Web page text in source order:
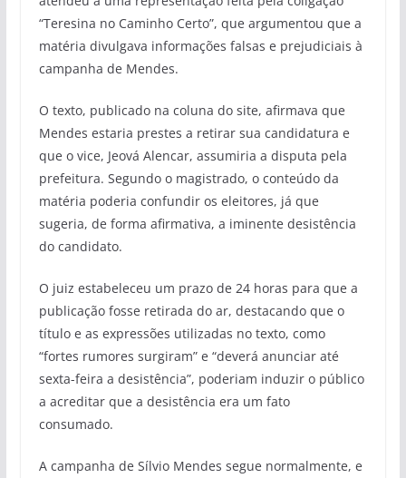
“Teresina no Caminho Certo”, que argumentou que a
matéria divulgava informações falsas e prejudiciais à
campanha de Mendes.
O texto, publicado na coluna do site, afirmava que
Mendes estaria prestes a retirar sua candidatura e
que o vice, Jeová Alencar, assumiria a disputa pela
prefeitura. Segundo o magistrado, o conteúdo da
matéria poderia confundir os eleitores, já que
sugeria, de forma afirmativa, a iminente desistência
do candidato.
O juiz estabeleceu um prazo de 24 horas para que a
publicação fosse retirada do ar, destacando que o
título e as expressões utilizadas no texto, como
“fortes rumores surgiram” e “deverá anunciar até
sexta-feira a desistência”, poderiam induzir o público
a acreditar que a desistência era um fato
consumado.
A campanha de Sílvio Mendes segue normalmente, e